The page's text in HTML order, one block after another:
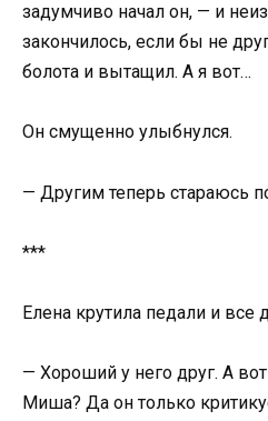
задумчиво начал он, — и
закончилось, если бы не
болота и вытащил. А я вот…
Он смущенно улыбнулся.
— Другим теперь стараюсь
***
Елена крутила педали и все
— Хороший у него друг. А
Миша? Да он только